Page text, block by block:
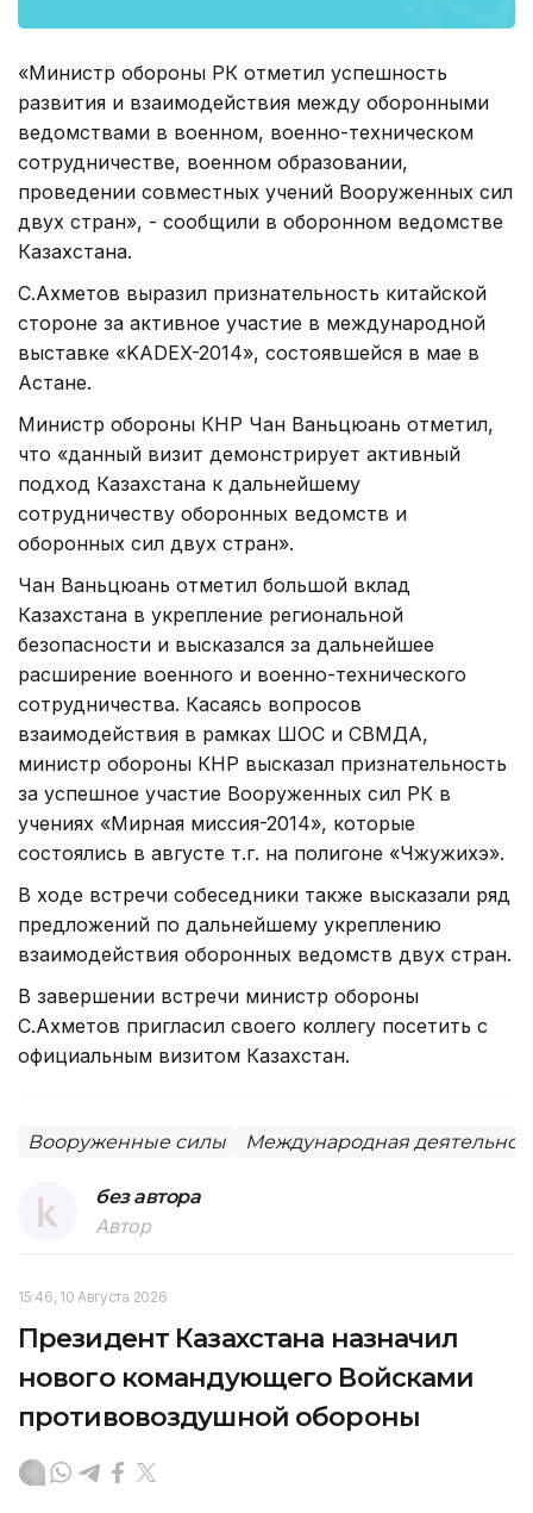
«Министр обороны РК отметил успешность
развития и взаимодействия между оборонными
ведомствами в военном, военно-техническом
сотрудничестве, военном образовании,
проведении совместных учений Вооруженных сил
двух стран», - сообщили в оборонном ведомстве
Казахстана.
С.Ахметов выразил признательность китайской
стороне за активное участие в международной
выставке «KADEX-2014», состоявшейся в мае в
Астане.
Министр обороны КНР Чан Ваньцюань отметил,
что «данный визит демонстрирует активный
подход Казахстана к дальнейшему
сотрудничеству оборонных ведомств и
оборонных сил двух стран».
Чан Ваньцюань отметил большой вклад
Казахстана в укрепление региональной
безопасности и высказался за дальнейшее
расширение военного и военно-технического
сотрудничества. Касаясь вопросов
взаимодействия в рамках ШОС и СВМДА,
министр обороны КНР высказал признательность
за успешное участие Вооруженных сил РК в
учениях «Мирная миссия-2014», которые
состоялись в августе т.г. на полигоне «Чжужихэ».
В ходе встречи собеседники также высказали ряд
предложений по дальнейшему укреплению
взаимодействия оборонных ведомств двух стран.
В завершении встречи министр обороны
С.Ахметов пригласил своего коллегу посетить с
официальным визитом Казахстан.
Вооруженные силы Международная
без автора
Автор
15:46, 10 Августа 2026
Президент Казахстана назначил
нового командующего Войсками
противовоздушной обороны